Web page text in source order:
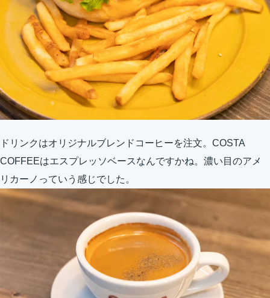
ドリンクはオリジナルブレンドコーヒーを注文。COSTA
COFFEEはエスプレッソベースなんですかね。濃い目のアメ
リカーノっていう感じでした。